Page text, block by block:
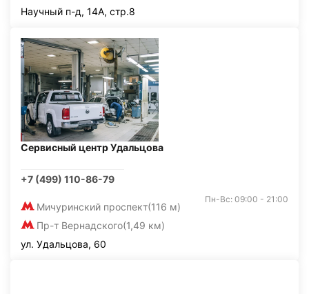
Научный п-д, 14А, стр.8
Сервисный центр Удальцова
+7 (499) 110-86-79
Мичуринский проспект(116 м)
Пр-т Вернадского(1,49 км)
Пн-Вс: 09:00 - 21:00
ул. Удальцова, 60